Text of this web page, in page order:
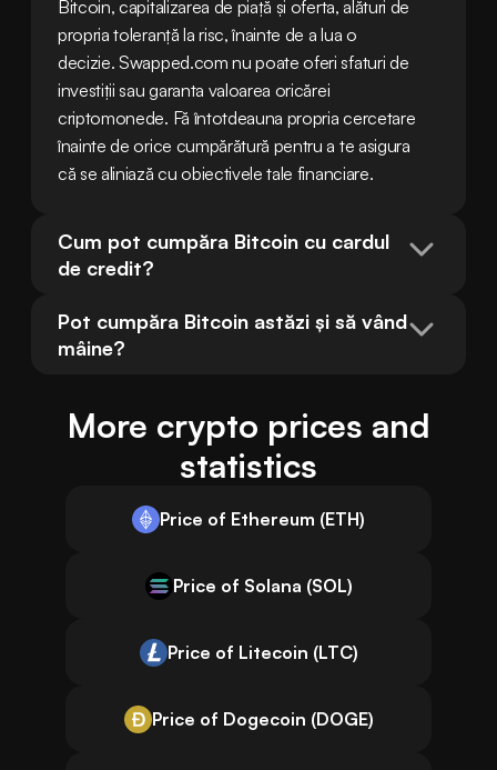
Bitcoin, capitalizarea de piață și oferta, alături de
propria toleranță la risc, înainte de a lua o
decizie. Swapped.com nu poate oferi sfaturi de
investiții sau garanta valoarea oricărei
criptomonede. Fă întotdeauna propria cercetare
înainte de orice cumpărătură pentru a te asigura
că se aliniază cu obiectivele tale financiare.
Cum pot cumpăra Bitcoin cu cardul
de credit?
Pot cumpăra Bitcoin astăzi și să vând
mâine?
More crypto prices and
statistics
Price of Ethereum (ETH)
Price of Solana (SOL)
Price of Litecoin (LTC)
Price of Dogecoin (DOGE)